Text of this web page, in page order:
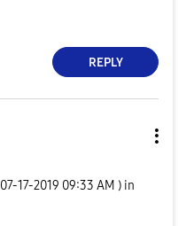
REPLY
‎07-17-2019 09:33 AM ) in